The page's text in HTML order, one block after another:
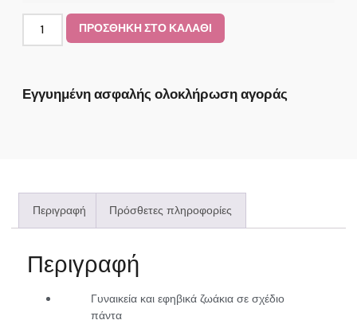
ΠΡΟΣΘΗΚΗ ΣΤΟ ΚΑΛΑΘΙ
Εγγυημένη ασφαλής ολοκλήρωση αγοράς
Περιγραφή Πρόσθετες πληροφορίες
Περιγραφή
Γυναικεία και εφηβικά ζωάκια σε σχέδιο
πάντα